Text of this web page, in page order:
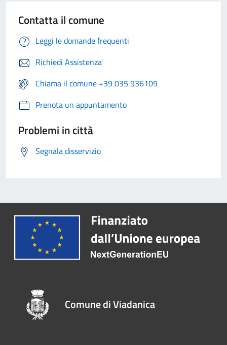
Contatta il comune
Leggi le domande frequenti
Richiedi Assistenza
Chiama il comune +39 035 936109
Prenota un appuntamento
Problemi in città
Segnala disservizio
Comune di Viadanica